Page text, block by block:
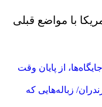
با مواضع قبلی
از پایان وقت
زباله‌هایی که